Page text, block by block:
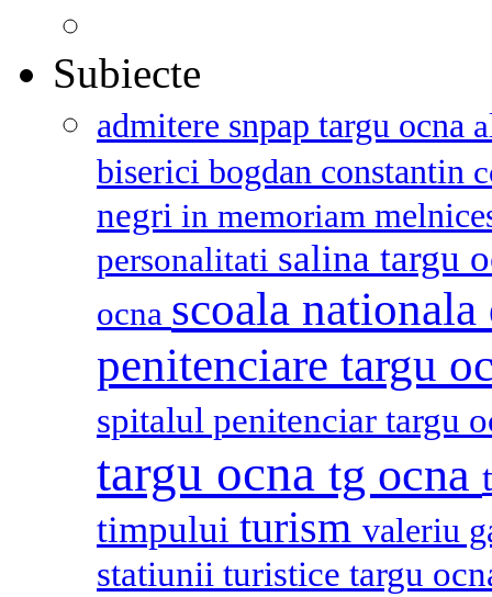
Subiecte
admitere snpap targu ocna
biserici bogdan constantin
negri in memoriam
personalitati salina targu
ocna scoala
penitenciare targu
spitalul penitenciar targu
targu ocna tg ocna
timpului turism valeriu
statiunii turistice targu